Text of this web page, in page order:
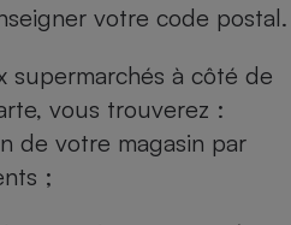
votre code postal.
supermarchés à côté de
vous trouverez :
de votre magasin par
;